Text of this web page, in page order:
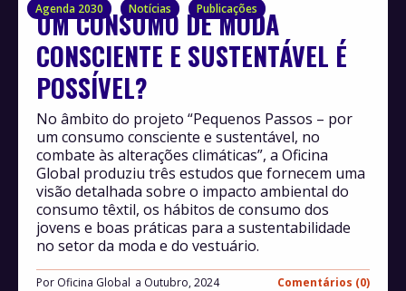
Agenda 2030 Notícias Publicações
UM CONSUMO DE MODA
CONSCIENTE E SUSTENTÁVEL É
POSSÍVEL?
Por Oficina Global Outubro, 2024 Comentários (0)
No âmbito do projeto “Pequenos Passos – por
um consumo consciente e sustentável, no
combate às alterações climáticas”, a Oficina
Global produziu três estudos que fornecem uma
visão detalhada sobre o impacto ambiental do
consumo têxtil, os hábitos de consumo dos
jovens e boas práticas para a sustentabilidade
no setor da moda e do vestuário.